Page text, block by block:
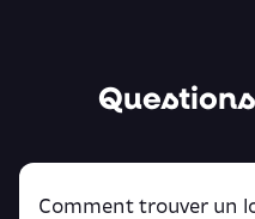
Comment trouver un